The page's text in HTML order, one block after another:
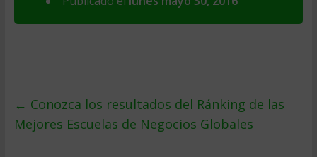
← Conozca los resultados del Ránking de las
Mejores Escuelas de Negocios Globales